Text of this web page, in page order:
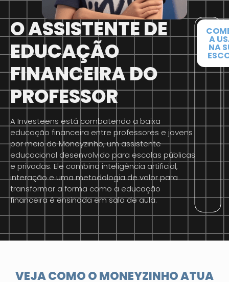
O ASSISTENTE DE
EDUCAÇÃO
FINANCEIRA DO
PROFESSOR
A Investeens está combatendo a baixa
educação financeira entre professores e jovens
por meio do Moneyzinho, um assistente
educacional desenvolvido para escolas públicas
e privadas. Ele combina inteligência artificial,
interação e uma metodologia de valor para
transformar a forma como a educação
financeira é ensinada em sala de aula.
A
NA
VEJA COMO O MONEYZINHO ATUA